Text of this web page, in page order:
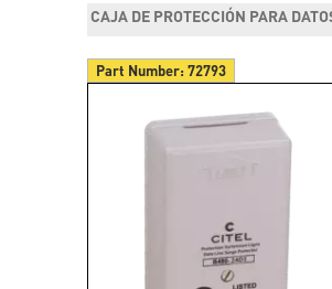
CAJA DE PROTECCIÓN PARA
Part Number:72793